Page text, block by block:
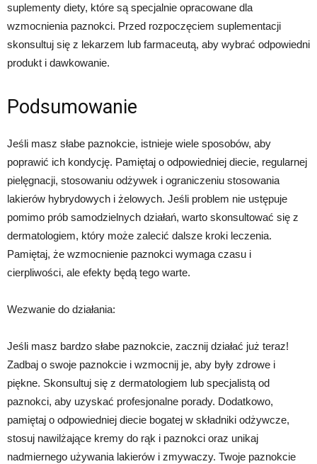
suplementy diety, które są specjalnie opracowane dla
wzmocnienia paznokci. Przed rozpoczęciem suplementacji
skonsultuj się z lekarzem lub farmaceutą, aby wybrać odpowiedni
produkt i dawkowanie.
Podsumowanie
Jeśli masz słabe paznokcie, istnieje wiele sposobów, aby
poprawić ich kondycję. Pamiętaj o odpowiedniej diecie, regularnej
pielęgnacji, stosowaniu odżywek i ograniczeniu stosowania
lakierów hybrydowych i żelowych. Jeśli problem nie ustępuje
pomimo prób samodzielnych działań, warto skonsultować się z
dermatologiem, który może zalecić dalsze kroki leczenia.
Pamiętaj, że wzmocnienie paznokci wymaga czasu i
cierpliwości, ale efekty będą tego warte.
Wezwanie do działania:
Jeśli masz bardzo słabe paznokcie, zacznij działać już teraz!
Zadbaj o swoje paznokcie i wzmocnij je, aby były zdrowe i
piękne. Skonsultuj się z dermatologiem lub specjalistą od
paznokci, aby uzyskać profesjonalne porady. Dodatkowo,
pamiętaj o odpowiedniej diecie bogatej w składniki odżywcze,
stosuj nawilżające kremy do rąk i paznokci oraz unikaj
nadmiernego używania lakierów i zmywaczy. Twoje paznokcie